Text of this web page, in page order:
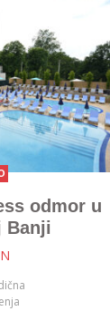
odmor u
Banji